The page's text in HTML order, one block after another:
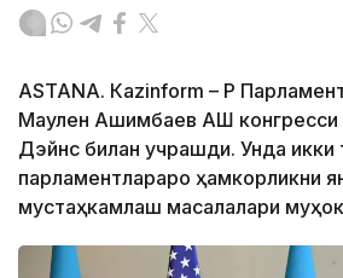
ASTANA. Кazinform – ҚР
Маулен Ашимбаев АҚШ конгресси
Дэйнс билан учрашди. Унда икки
парламентлараро ҳамкорликни
мустаҳкамлаш масалалари